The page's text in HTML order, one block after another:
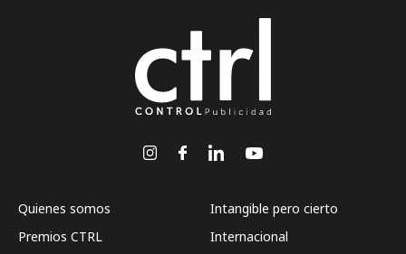
Quienes somos
Premios CTRL
Intangible pero cierto
Internacional